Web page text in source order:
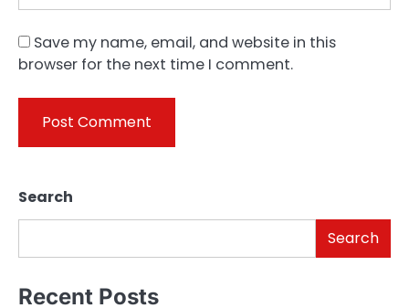
Save my name, email, and website in this
browser for the next time I comment.
Search
Search
Recent Posts